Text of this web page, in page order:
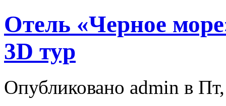
Отель «Черное
3D тур
Опубликовано admin в